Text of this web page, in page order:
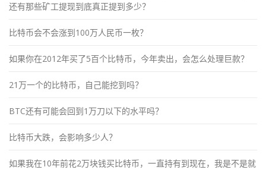
还有那些矿工提现到底真正提到多少？
比特币会不会涨到100万人民币一枚？
如果你在2012年买了5百个比特币，今年卖出，会怎么处理巨款？
21万一个的比特币，自己能挖到吗？
BTC还有可能会回到1万刀以下的水平吗？
比特币大跌，会影响多少人？
如果我在10年前花2万块钱买比特币，一直持有到现在，我是不是就